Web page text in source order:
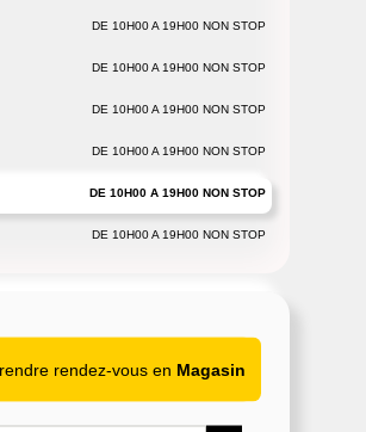
DE 10H00 A 19H00 NON STOP
DE 10H00 A 19H00 NON STOP
DE 10H00 A 19H00 NON STOP
DE 10H00 A 19H00 NON STOP
DE 10H00 A 19H00 NON STOP
DE 10H00 A 19H00 NON STOP
rendez-vous en Magasin